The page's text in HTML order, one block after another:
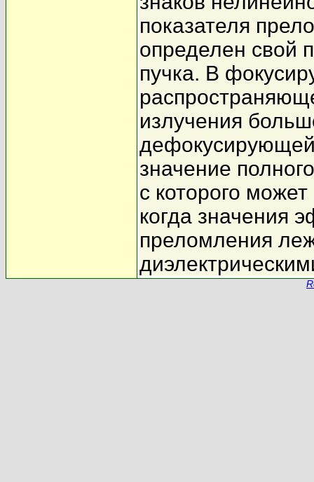
показателя
определен свой
пучка. В
излучения
дефокусирующей
значение
с которого
когда значения
преломления